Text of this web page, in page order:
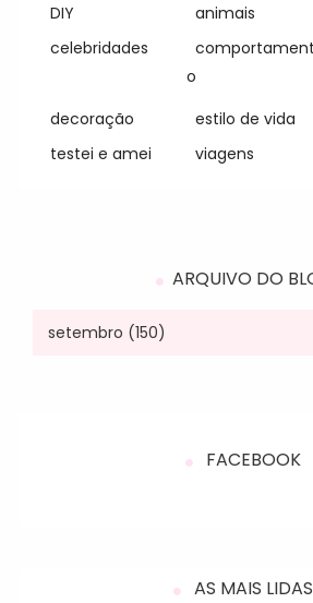
DIY animais
celebridades
comportament
o
decoração
estilo de vida
testei e amei
viagens
ARQUIVO DO
FACEBOOK
AS MAIS LIDAS